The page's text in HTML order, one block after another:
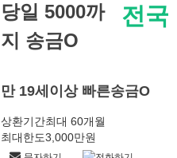
전국
당일 5000까
지 송금O
만 19세이상 빠른송금O
상환기간최대 60개월
최대한도3,000만원